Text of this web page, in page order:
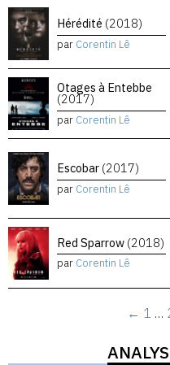
Hérédité (2018)
par Corentin Lê
Otages à Entebbe
(2017)
par Corentin Lê
Escobar (2017)
par Corentin Lê
Red Sparrow (2018)
par Corentin Lê
← 1 …